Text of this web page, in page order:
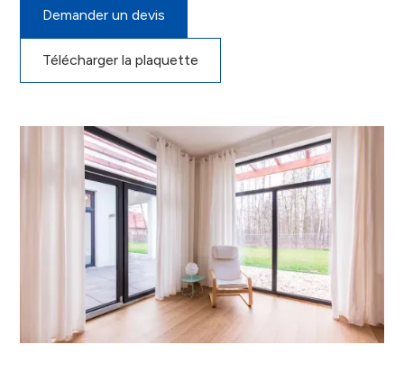
Demander un devis
Télécharger la plaquette